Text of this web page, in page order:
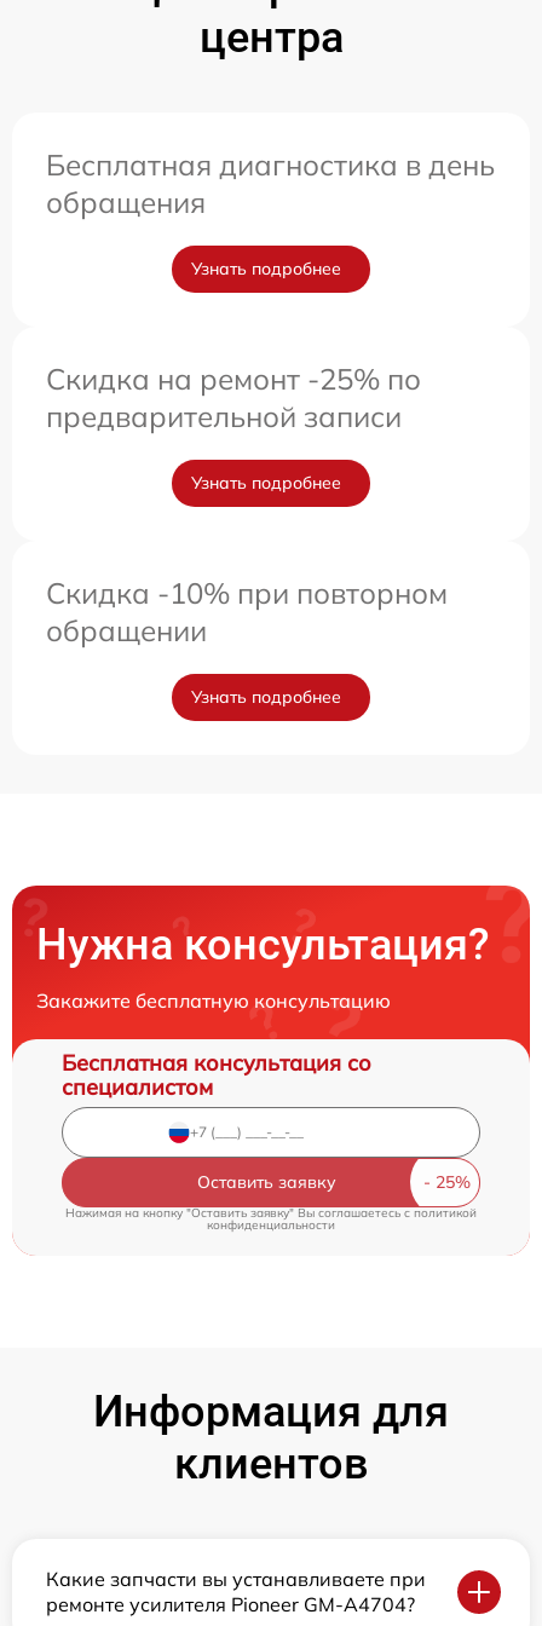
центра
Бесплатная диагностика в день
обращения
Узнать подробнее
Скидка на ремонт -25% по
предварительной записи
Узнать подробнее
Скидка -10% при повторном
обращении
Узнать подробнее
Нужна консультация?
Закажите бесплатную консультацию
Бесплатная консультация со
специалистом
Оставить заявку
Нажимая на кнопку "Оставить заявку" Вы соглашаетесь cполитикой
конфиденциальности
Информация для
клиентов
Какие запчасти вы устанавливаете при
ремонте усилителя Pioneer GM-A4704?